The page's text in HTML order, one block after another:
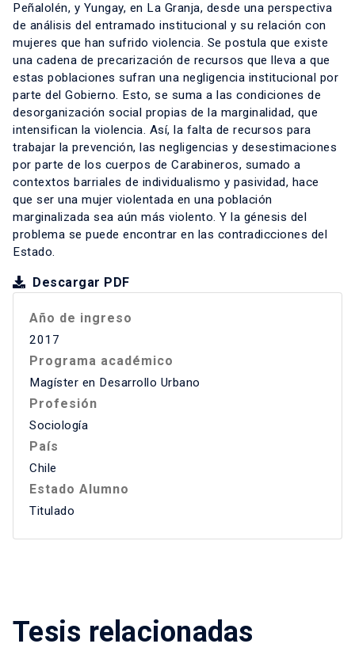
Peñalolén, y Yungay, en La Granja, desde una perspectiva
de análisis del entramado institucional y su relación con
mujeres que han sufrido violencia. Se postula que existe
una cadena de precarización de recursos que lleva a que
estas poblaciones sufran una negligencia institucional por
parte del Gobierno. Esto, se suma a las condiciones de
desorganización social propias de la marginalidad, que
intensifican la violencia. Así, la falta de recursos para
trabajar la prevención, las negligencias y desestimaciones
por parte de los cuerpos de Carabineros, sumado a
contextos barriales de individualismo y pasividad, hace
que ser una mujer violentada en una población
marginalizada sea aún más violento. Y la génesis del
problema se puede encontrar en las contradicciones del
Estado.
Descargar PDF
Año de ingreso
2017
Programa académico
Magíster en Desarrollo Urbano
Profesión
Sociología
País
Chile
Estado Alumno
Titulado
Tesis relacionadas